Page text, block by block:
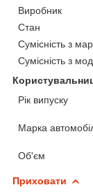
Виробник
Стан
Сумісність з
Сумісність з
Рік випуску
Марка
Об'єм
Приховати